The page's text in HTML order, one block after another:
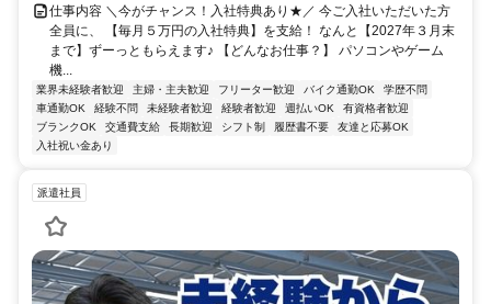
仕事内容 ＼今がチャンス！入社特典あり★／ 今ご入社いただいた方
全員に、 【毎月５万円の入社特典】を支給！ なんと【2027年３月末
まで】ずーっともらえます♪ 【どんなお仕事？】 パソコンやゲーム
機...
業界未経験者歓迎 主婦・主夫歓迎 フリーター歓迎 バイク通勤OK
学歴不問
車通勤OK
経験不問 未経験者歓迎 経験者歓迎 週払いOK
有資格者歓迎
ブランクOK
交通費支給 長期歓迎 シフト制 履歴書不要
友達と応募OK
入社祝い金あり
派遣社員